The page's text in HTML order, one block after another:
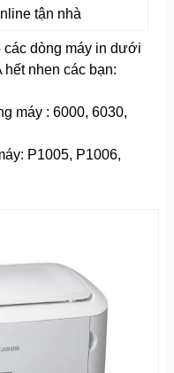
tận nhà
các dòng máy in dưới
nhen các bạn:
máy : 6000, 6030,
P1005, P1006,